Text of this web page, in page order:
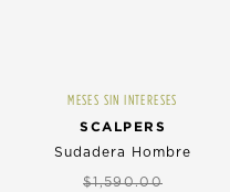
MESES SIN INTERESES
SCALPERS
Sudadera Hombre
$1,590.00